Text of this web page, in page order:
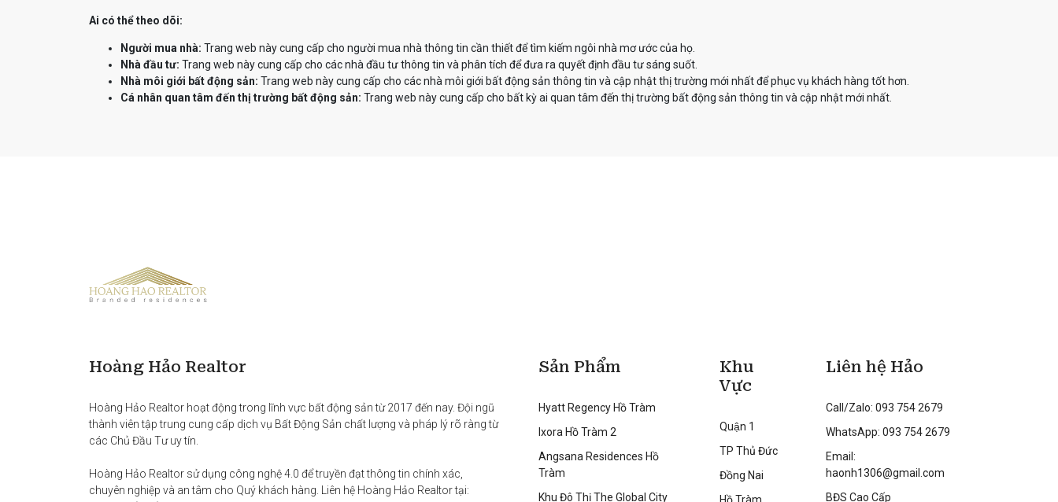
Ai có thể theo dõi:
Người mua nhà: Trang web này cung cấp cho người mua nhà thông tin cần thiết để tìm kiếm ngôi nhà mơ ước của họ.
Nhà đầu tư: Trang web này cung cấp cho các nhà đầu tư thông tin và phân tích để đưa ra quyết định đầu tư sáng suốt.
Nhà môi giới bất động sản: Trang web này cung cấp cho các nhà môi giới bất động sản thông tin và cập nhật thị trường mới nhất để phục vụ khách hàng tốt hơn.
Cá nhân quan tâm đến thị trường bất động sản: Trang web này cung cấp cho bất kỳ ai quan tâm đến thị trường bất động sản thông tin và cập nhật mới nhất.
Hoàng Hảo Realtor
Hoàng Hảo Realtor hoạt động trong lĩnh vực bất động sản từ 2017 đến nay. Đội ngũ
thành viên tập trung cung cấp dịch vụ Bất Động Sản chất lượng và pháp lý rõ ràng từ
các Chủ Đầu Tư uy tín.
Hoàng Hảo Realtor sử dụng công nghệ 4.0 để truyền đạt thông tin chính xác,
chuyên nghiệp và an tâm cho Quý khách hàng. Liên hệ Hoàng Hảo Realtor tại:
Sản Phẩm
Hyatt Regency Hồ Tràm
Ixora Hồ Tràm 2
Angsana Residences Hồ
Tràm
Khu Đô Thị The Global City
Khu
Vực
Quận 1
TP Thủ Đức
Đồng Nai
Hồ Tràm
Liên hệ Hảo
Call/Zalo: 093 754 2679
WhatsApp: 093 754 2679
Email:
haonh1306@gmail.com
BĐS Cao Cấp